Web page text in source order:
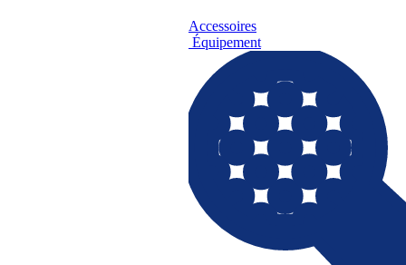
Accessoires
Équipement